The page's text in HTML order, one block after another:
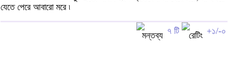
যেতে পেরে আবারো মরে ৷
৭ টি +১/-০